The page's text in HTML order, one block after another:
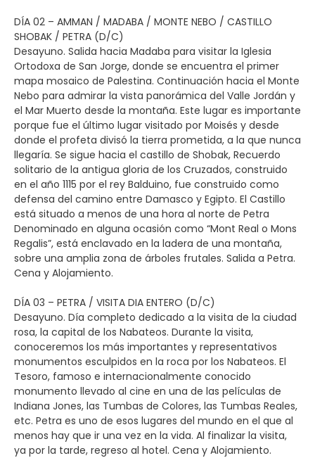
DÍA 02 – AMMAN / MADABA / MONTE NEBO / CASTILLO
SHOBAK / PETRA (D/C)
Desayuno. Salida hacia Madaba para visitar la Iglesia
Ortodoxa de San Jorge, donde se encuentra el primer
mapa mosaico de Palestina. Continuación hacia el Monte
Nebo para admirar la vista panorámica del Valle Jordán y
el Mar Muerto desde la montaña. Este lugar es importante
porque fue el último lugar visitado por Moisés y desde
donde el profeta divisó la tierra prometida, a la que nunca
llegaría. Se sigue hacia el castillo de Shobak, Recuerdo
solitario de la antigua gloria de los Cruzados, construido
en el año 1115 por el rey Balduino, fue construido como
defensa del camino entre Damasco y Egipto. El Castillo
está situado a menos de una hora al norte de Petra
Denominado en alguna ocasión como “Mont Real o Mons
Regalis”, está enclavado en la ladera de una montaña,
sobre una amplia zona de árboles frutales. Salida a Petra.
Cena y Alojamiento.
DÍA 03 – PETRA / VISITA DIA ENTERO (D/C)
Desayuno. Día completo dedicado a la visita de la ciudad
rosa, la capital de los Nabateos. Durante la visita,
conoceremos los más importantes y representativos
monumentos esculpidos en la roca por los Nabateos. El
Tesoro, famoso e internacionalmente conocido
monumento llevado al cine en una de las películas de
Indiana Jones, las Tumbas de Colores, las Tumbas Reales,
etc. Petra es uno de esos lugares del mundo en el que al
menos hay que ir una vez en la vida. Al finalizar la visita,
ya por la tarde, regreso al hotel. Cena y Alojamiento.